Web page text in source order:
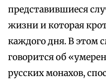
представившиеся
жизни и которая
каждого дня. В этом
говорится об
русских монахов,